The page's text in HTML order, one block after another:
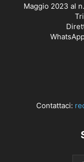
Maggio 2023 al
Contattaci: